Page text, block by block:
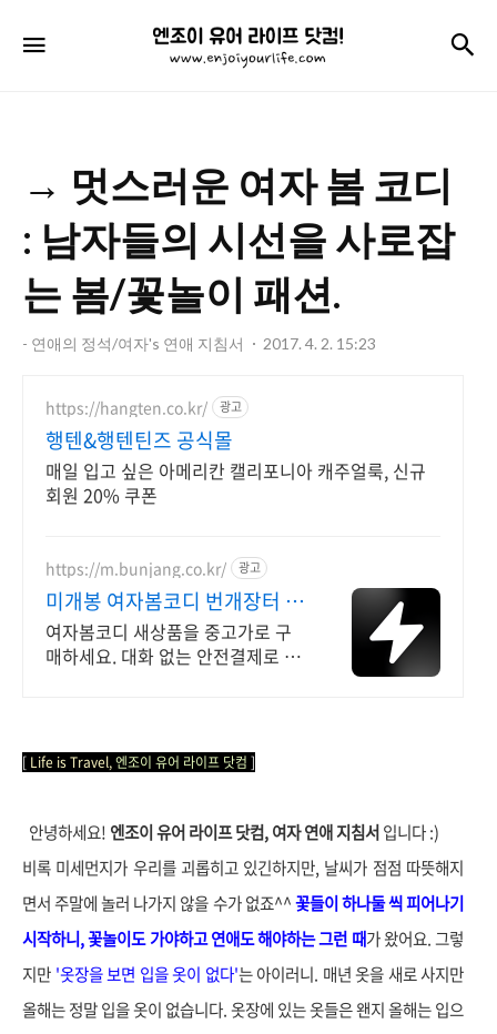
엔
조
어
라
이
프
닷
→ 멋스러운 여자 봄 코디
: 남자들의 시선을 사로잡
는 봄/꽃놀이 패션.
- 연애의 정석/여자's 연애 지침서 2017. 4. 2. 15:23
https://hangten.co.kr/ 광고
행텐&행텐틴즈 공식몰
매일 입고 싶은 아메리칸 캘리포니아 캐주얼룩, 신규
회원 20% 쿠폰
https://m.bunjang.co.kr/ 광고
미개봉 여자봄코디 번개장터 국
내 최대 브랜드 중고거래
여자봄코디 새상품을 중고가로 구
매하세요. 대화 없는 안전결제로 간
[ Life is Travel,엔조이 유어 라이프 닷컴 ]
안녕하세요! 엔조이 유어 라이프 닷컴, 여자 연애 지침서입니다 :)
비록 미세먼지가 우리를 괴롭히고 있긴하지만, 날씨가 점점 따뜻해지
면서 주말에 놀러 나가지 않을 수가 없죠^^꽃들이 하나둘 씩 피어나기
시작하니, 꽃놀이도 가야하고 연애도 해야하는 그런 때가 왔어요. 그렇
지만 '옷장을 보면 입을 옷이 없다'는 아이러니. 매년 옷을 새로 사지만
올해는 정말 입을 옷이 없습니다. 옷장에 있는 옷들은 왠지 올해는 입으